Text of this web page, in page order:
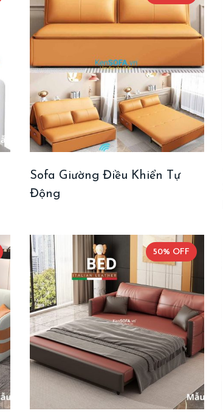
Sofa Giường Điều Khiển Tự
Động
50% OFF